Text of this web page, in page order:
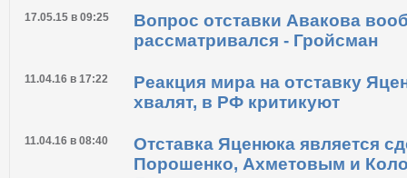
01.02.16 в 09:10
Самопоміч может покинуть
правительство не уйдет в
17.05.15 в 09:25
Вопрос отставки Авакова
рассматривался - Гройсман
11.04.16 в 17:22
Реакция мира на отставку
хвалят, в РФ критикуют